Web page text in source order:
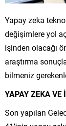
Yapay zeka
değişimlere yol
işinden olacağı
araştırma
bilmeniz
YAPAY ZEKA VE
Son yapılan